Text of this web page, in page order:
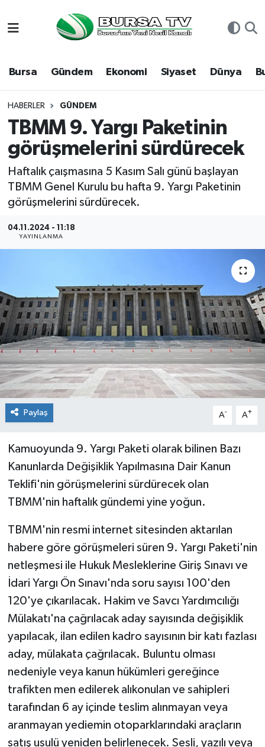
Bursa Gündem Ekonomi Siyaset Dünya
HABERLER GÜNDEM
TBMM 9. Yargı Paketinin
görüşmelerini sürdürecek
Haftalık çaışmasına 5 Kasım Salı günü başlayan
TBMM Genel Kurulu bu hafta 9. Yargı Paketinin
görüşmelerini sürdürecek.
04.11.2024 - 11:18
YAYINLANMA
Paylaş A- A+
Kamuoyunda 9. Yargı Paketi olarak bilinen Bazı
Kanunlarda Değişiklik Yapılmasına Dair Kanun
Teklifi'nin görüşmelerini sürdürecek olan
TBMM'nin haftalık gündemi yine yoğun.
TBMM'nin resmi internet sitesinden aktarılan
habere göre görüşmeleri süren 9. Yargı Paketi'nin
netleşmesi ile Hukuk Mesleklerine Giriş Sınavı ve
İdari Yargı Ön Sınavı'nda soru sayısı 100'den
120'ye çıkarılacak. Hakim ve Savcı Yardımcılığı
Mülakatı'na çağrılacak aday sayısında değişiklik
yapılacak, ilan edilen kadro sayısının bir katı fazlası
aday, mülakata çağrılacak. Buluntu olması
nedeniyle veya kanun hükümleri gereğince
trafikten men edilerek alıkonulan ve sahipleri
tarafından 6 ay içinde teslim alınmayan veya
aranmayan yediemin otoparklarındaki araçların
satış usulü yeniden belirlenecek. Sesli, yazılı veya
Bursa
Dünya
Eğitim
Ekonomi
Genel
Gündem
Sağlık
Siyaset
Spor
Teknoloji
Türkiye
Hava Durumu
Namaz Vakitleri
Trafik Durumu
Süper Lig Puan Durumu ve Fikstür
Tüm Manşetler
Son Dakika Haberleri